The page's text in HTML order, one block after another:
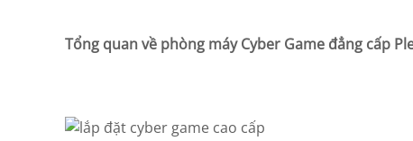
Tổng quan về phòng máy Cyber Game đẳng cấp